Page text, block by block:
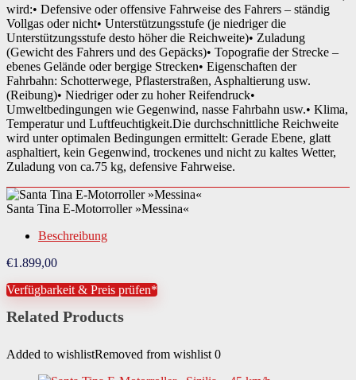
wird:• Defensive oder offensive Fahrweise des Fahrers – ständig
Vollgas oder nicht• Unterstützungsstufe (je niedriger die
Unterstützungsstufe desto höher die Reichweite)• Zuladung
(Gewicht des Fahrers und des Gepäcks)• Topografie der Strecke –
ebenes Gelände oder bergige Strecken• Eigenschaften der
Fahrbahn: Schotterwege, Pflasterstraßen, Asphaltierung usw.
(Reibung)• Niedriger oder zu hoher Reifendruck•
Umweltbedingungen wie Gegenwind, nasse Fahrbahn usw.• Klima,
Temperatur und Luftfeuchtigkeit.Die durchschnittliche Reichweite
wird unter optimalen Bedingungen ermittelt: Gerade Ebene, glatt
asphaltiert, kein Gegenwind, trockenes und nicht zu kaltes Wetter,
Zuladung von ca.75 kg, defensive Fahrweise.
Santa Tina E-Motorroller »Messina«
Beschreibung
€1.899,00
Verfügbarkeit & Preis prüfen*
Related Products
Added to wishlistRemoved from wishlist 0